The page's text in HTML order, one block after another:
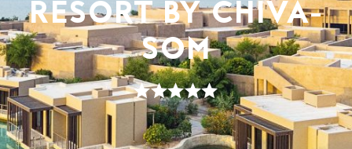
RESORT BY CHIVA-
SOM